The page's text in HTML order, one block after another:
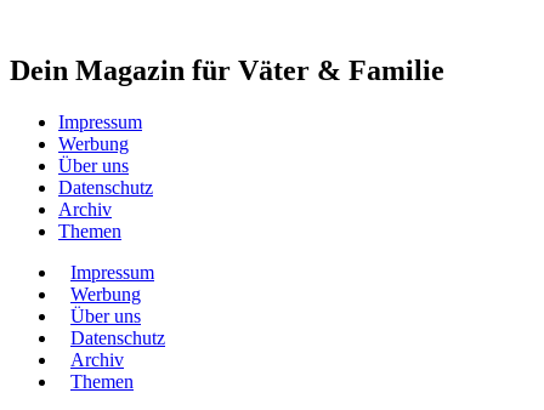
Dein Magazin für Väter & Familie
Impressum
Werbung
Über uns
Datenschutz
Archiv
Themen
Impressum
Werbung
Über uns
Datenschutz
Archiv
Themen